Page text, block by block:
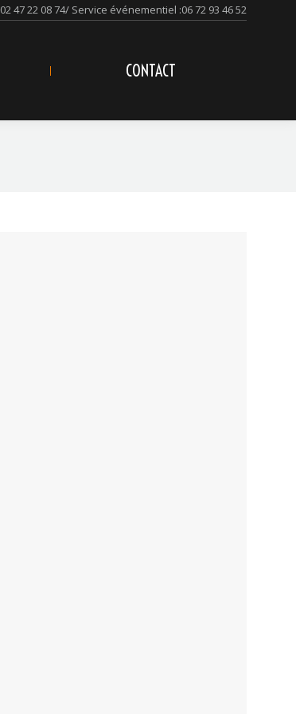
02 47 22 08 74/ Service événementiel :06 72 93 46 52
CONTACT